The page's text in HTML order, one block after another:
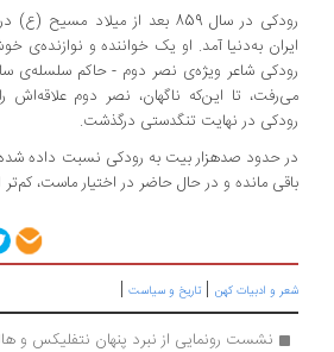
رودکی در سال 859 بعد از میلاد
ایران به‌دنیا آمد. او یک خواننده و
رودکی شاعر ویژه‌ی نصر دوم - حاکم سلسله‌ی
می‌رفت، تا این‌که ناگهان، نصر دوم
رودکی در نهایت تنگدستی درگذشت.
در حدود صدهزار بیت به رودکی نسبت داده شده
باقی مانده و در حال حاضر در اختیار ماست،
شعر و ادبیات کهن | تاریخ و سیاست |